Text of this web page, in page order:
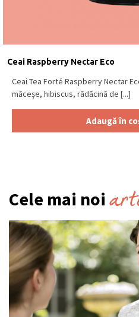
Ceai Raspberry Nectar Eco
Ceai Tea Forté Raspberry Nectar
măceșe, hibiscus, rădăcină de [...]
Adaugă în
Cele mai noi